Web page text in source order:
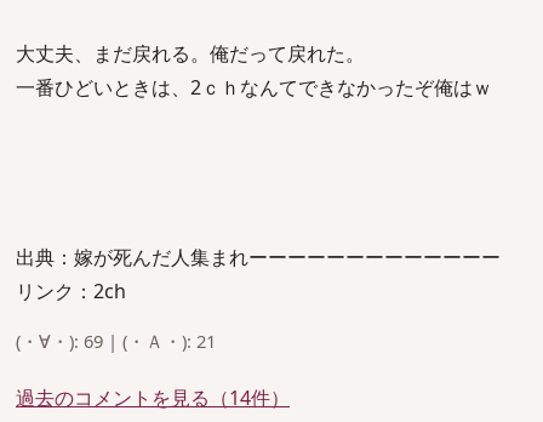
大丈夫、まだ戻れる。俺だって戻れた。
一番ひどいときは、2ｃｈなんてできなかったぞ俺はｗ
出典：嫁が死んだ人集まれーーーーーーーーーーーーー
リンク：2ch
(・∀・): 69 | (・Ａ・): 21
過去のコメントを見る（14件）